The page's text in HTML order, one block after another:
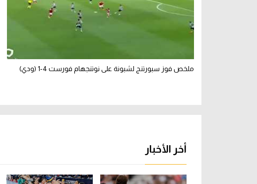
ملخص فوز سبورتنج لشبونة على نوتنجهام فورست 4-1 (ودي)
أخر الأخبار